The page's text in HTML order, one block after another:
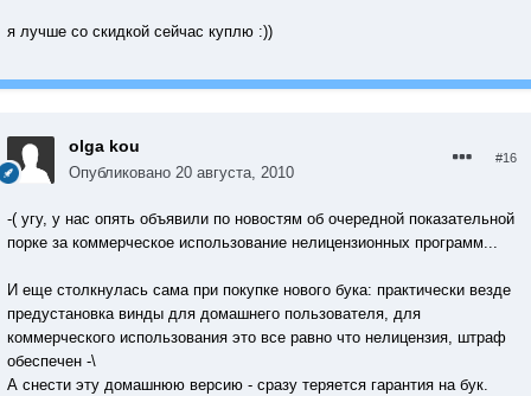
я лучше со скидкой сейчас куплю :))
olga kou
Опубликовано 20 августа, 2010
#16
-( угу, у нас опять объявили по новостям об очередной показательной
порке за коммерческое использование нелицензионных программ...
И еще столкнулась сама при покупке нового бука: практически везде
предустановка винды для домашнего пользователя, для
коммерческого использования это все равно что нелицензия, штраф
обеспечен -\
А снести эту домашнюю версию - сразу теряется гарантия на бук.